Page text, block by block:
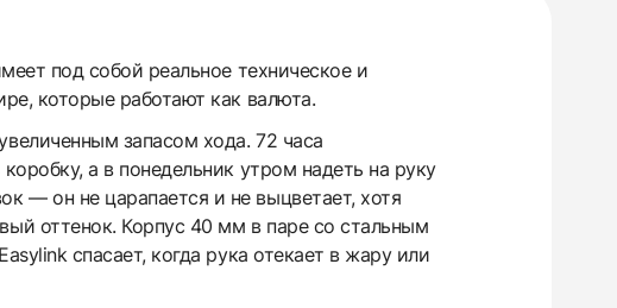
под собой реальное техническое и
которые работают как валюта.
запасом хода. 72 часа
а в понедельник утром надеть на руку
— он не царапается и не выцветает, хотя
оттенок. Корпус 40 мм в паре со стальным
спасает, когда рука отекает в жару или